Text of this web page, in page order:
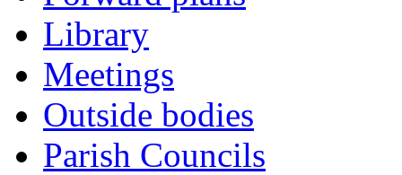
Library
Meetings
Outside bodies
Parish Councils